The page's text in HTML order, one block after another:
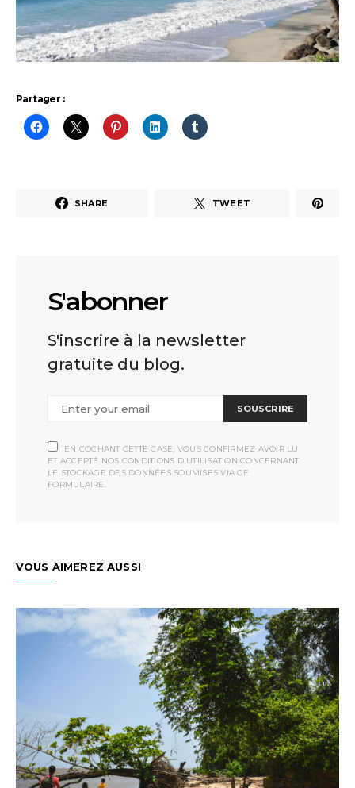
Partager :
SHARE TWEET
S'abonner
S'inscrire à la newsletter
gratuite du blog.
SOUSCRIRE
EN COCHANT CETTE CASE, VOUS CONFIRMEZ AVOIR LU
ET ACCEPTÉ NOS CONDITIONS D'UTILISATION CONCERNANT
LE STOCKAGE DES DONNÉES SOUMISES VIA CE
FORMULAIRE.
VOUS AIMEREZ AUSSI